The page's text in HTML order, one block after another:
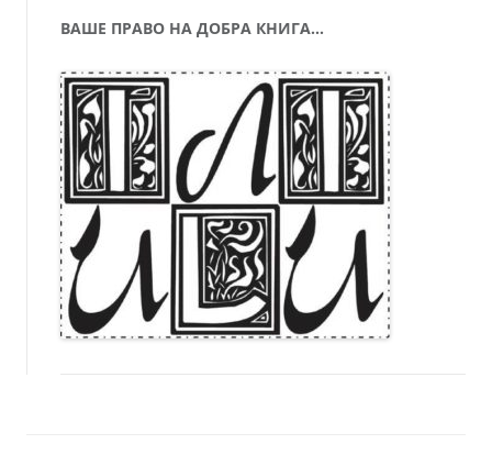
ВАШЕ ПРАВО НА ДОБРА КНИГА…